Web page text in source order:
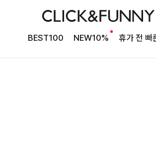
BEST100 NEW10% 휴가 전 빠
여름의 끝을 완성할
감각적인 원피스